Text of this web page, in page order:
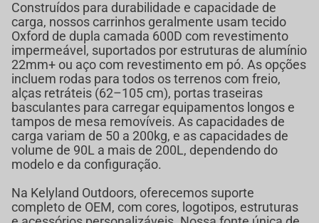
Construídos para durabilidade e capacidade de
carga, nossos carrinhos geralmente usam tecido
Oxford de dupla camada 600D com revestimento
impermeável, suportados por estruturas de alumínio
22mm+ ou aço com revestimento em pó. As opções
incluem rodas para todos os terrenos com freio,
alças retráteis (62–105 cm), portas traseiras
basculantes para carregar equipamentos longos e
tampos de mesa removíveis. As capacidades de
carga variam de 50 a 200kg, e as capacidades de
volume de 90L a mais de 200L, dependendo do
modelo e da configuração.
Na Kelyland Outdoors, oferecemos suporte
completo de OEM, com cores, logotipos, estruturas